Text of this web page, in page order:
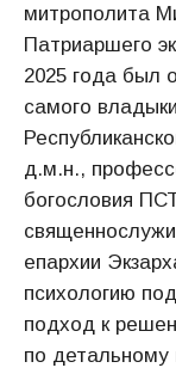
митрополита
Патриаршего
2025 года был
самого
д.м.н.,
богословия
епархии
психологию
подход к
по детальному